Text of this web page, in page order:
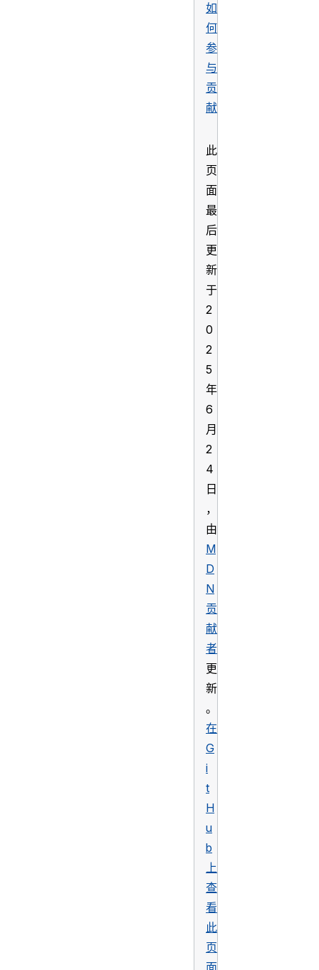
如
何
参
与
贡
献
此
页
面
最
后
更
新
于
2
0
2
5
年
6
月
2
4
日
，
由
M
D
N
贡
献
者
更
新
。
在
G
i
t
H
u
b
上
查
看
此
页